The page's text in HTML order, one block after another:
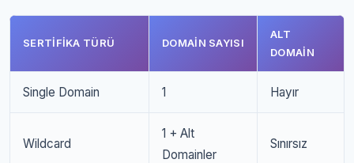
SERTIFIKA TÜRÜ DOMAIN SAYISI
ALT
DOMAIN
Single Domain 1 Hayır
Wildcard
1 + Alt
Domainler
Sınırsız